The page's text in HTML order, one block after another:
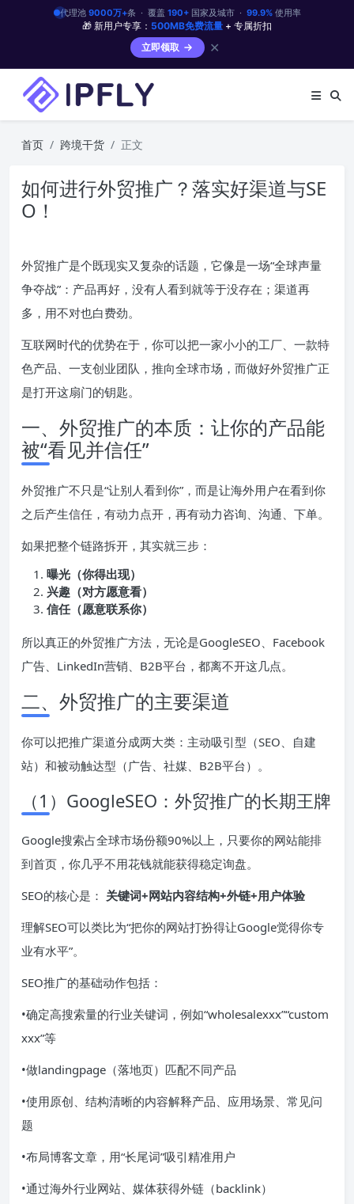
代理池 9000万+条 · 覆盖 190+国家及城市 · 99.9%使用率
🎁 新用户专享： 500MB免费流量 + 专属折扣
立即领取
✕
首页 跨境干货 正文
如何进行外贸推广？落实好渠道与SE
O！
外贸推广是个既现实又复杂的话题，它像是一场“全球声量
争夺战”：产品再好，没有人看到就等于没存在；渠道再
多，用不对也白费劲。
互联网时代的优势在于，你可以把一家小小的工厂、一款特
色产品、一支创业团队，推向全球市场，而做好外贸推广正
是打开这扇门的钥匙。
一、外贸推广的本质：让你的产品能
被“看见并信任”
外贸推广不只是“让别人看到你”，而是让海外用户在看到你
之后产生信任，有动力点开，再有动力咨询、沟通、下单。
如果把整个链路拆开，其实就三步：
曝光（你得出现）
兴趣（对方愿意看）
信任（愿意联系你）
所以真正的外贸推广方法，无论是GoogleSEO、Facebook
广告、LinkedIn营销、B2B平台，都离不开这几点。
二、外贸推广的主要渠道
你可以把推广渠道分成两大类：主动吸引型（SEO、自建
站）和被动触达型（广告、社媒、B2B平台）。
（1）GoogleSEO：外贸推广的长期王牌
Google搜索占全球市场份额90%以上，只要你的网站能排
到首页，你几乎不用花钱就能获得稳定询盘。
SEO的核心是： 关键词+网站内容结构+外链+用户体验
理解SEO可以类比为“把你的网站打扮得让Google觉得你专
业有水平”。
SEO推广的基础动作包括：
•确定高搜索量的行业关键词，例如“wholesalexxx”“custom
xxx”等
•做landingpage（落地页）匹配不同产品
•使用原创、结构清晰的内容解释产品、应用场景、常见问
题
•布局博客文章，用“长尾词”吸引精准用户
•通过海外行业网站、媒体获得外链（backlink）